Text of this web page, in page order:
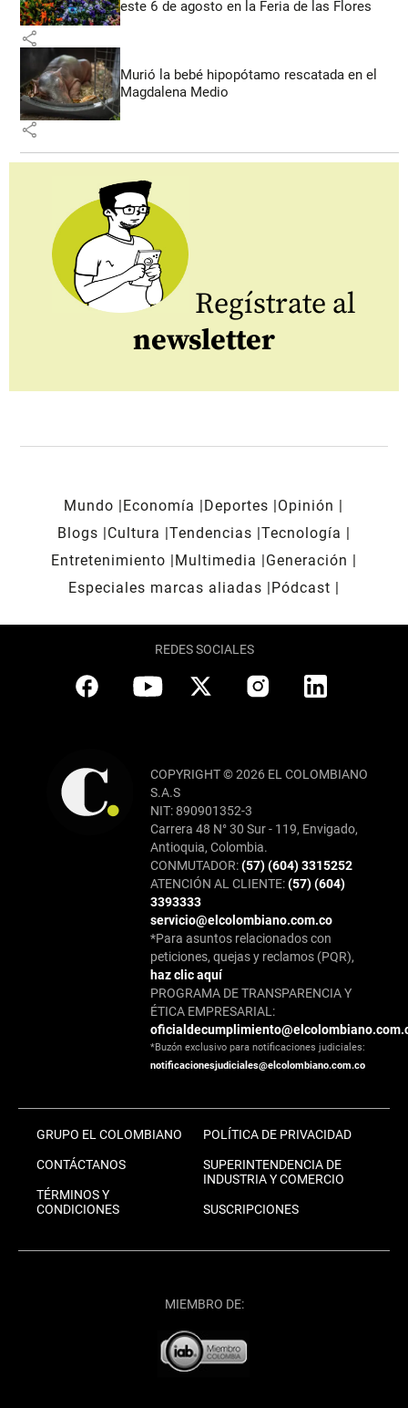
este 6 de agosto en la Feria de las Flores
share
Murió la bebé hipopótamo rescatada en el
Magdalena Medio
share
Regístrate al
newsletter
Mundo Economía Deportes
Opinión
Blogs
Cultura Tendencias Tecnología
Entretenimiento
Multimedia
Generación
Especiales marcas aliadas
Pódcast
REDES SOCIALES
COPYRIGHT © 2026 EL COLOMBIANO
S.A.S
NIT: 890901352-3
Carrera 48 N° 30 Sur - 119, Envigado,
Antioquia, Colombia.
CONMUTADOR:(57) (604) 3315252
ATENCIÓN AL CLIENTE:(57) (604)
3393333
servicio@elcolombiano.com.co
*Para asuntos relacionados con
peticiones, quejas y reclamos (PQR),
haz clic aquí
PROGRAMA DE TRANSPARENCIA Y
ÉTICA EMPRESARIAL:
*Buzón exclusivo para notificaciones judiciales:
notificacionesjudiciales@elcolombiano.com.co
GRUPO EL COLOMBIANO
CONTÁCTANOS
TÉRMINOS Y
CONDICIONES
POLÍTICA DE PRIVACIDAD
SUPERINTENDENCIA DE
INDUSTRIA Y COMERCIO
SUSCRIPCIONES
MIEMBRO DE: